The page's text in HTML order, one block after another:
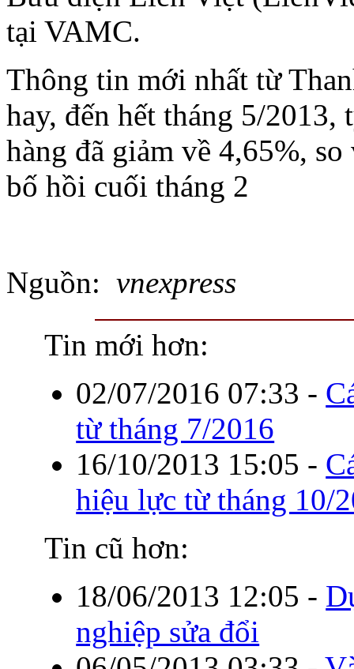
tại VAMC.
Thông tin mới nhất từ
hay, đến hết tháng 5/2013,
hàng đã giảm về 4,65%,
bố hồi cuối tháng 2
Nguồn: vnexpress
Tin mới hơn:
02/07/2016 07:33 -
từ tháng 7/2016
16/10/2013 15:05 -
hiệu lực từ tháng 10/
Tin cũ hơn:
18/06/2013 12:05 -
nghiệp sửa đổi